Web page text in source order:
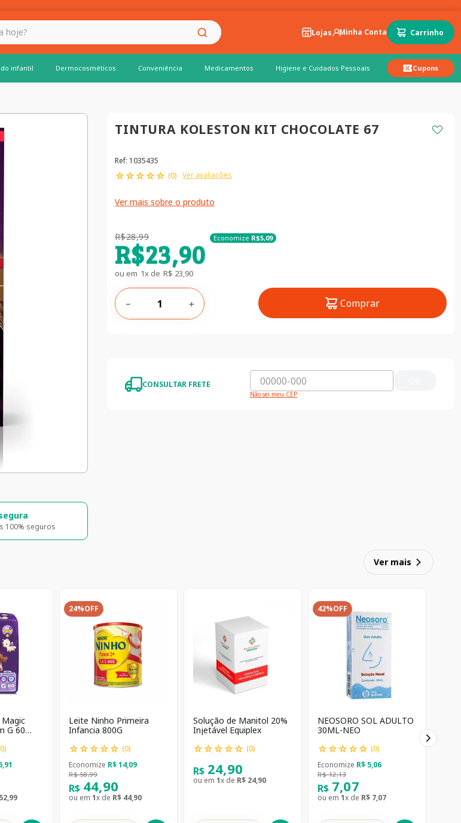
Lojas
infantil Dermocosméticos Conveniência Medicamentos Higiene e Cuidados Pessoais Cupons
5% de desconto
5% de desconto na primeira compra
TINTURA KOLESTON KIT CHOCOLATE 67
Ref: 1035435
☆☆☆☆☆ (0) Ver avaliações
Ver mais sobre o produto
R$28,99 Economize R$5,09
R$23,90
ou em 1x de R$ 23,90
＋
－ Comprar
CONSULTAR FRETE
Não sei meu CEP
Ver mais
Magic
G 60
0)
,91
52,99
24%OFF
Leite Ninho Primeira
Infancia 800G
☆☆☆☆☆ (0)
Economize R$14,09
R$ 58,99
R$ 44,90
ou em 1x de R$ 44,90
Solução de Manitol 20%
Injetável Equiplex
☆☆☆☆☆ (0)
R$ 24,90
ou em 1x de R$ 24,90
42%OFF
NEOSORO SOL ADULTO
30ML-NEO
☆☆☆☆☆ (0)
Economize R$ 5,06
R$ 12,13
R$ 7,07
ou em 1x de R$ 7,07